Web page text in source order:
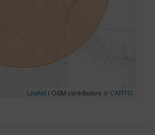
Leaflet| OSM contributors ©CARTO